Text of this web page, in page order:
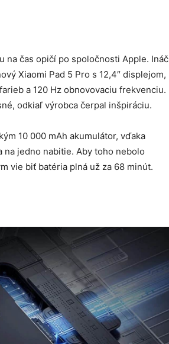
na čas opičí po spoločnosti Apple. Ináč
Xiaomi Pad 5 Pro s 12,4″ displejom,
a 120 Hz obnovovaciu frekvenciu.
odkiaľ výrobca čerpal inšpiráciu.
10 000 mAh akumulátor, vďaka
na jedno nabitie. Aby toho nebolo
vie biť batéria plná už za 68 minút.